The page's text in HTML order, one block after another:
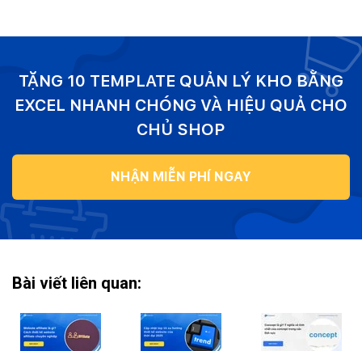
TẶNG 10 TEMPLATE QUẢN LÝ KHO BẰNG
EXCEL NHANH CHÓNG VÀ HIỆU QUẢ CHO
CHỦ SHOP
NHẬN MIỄN PHÍ NGAY
Bài viết liên quan: